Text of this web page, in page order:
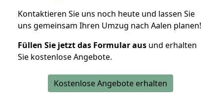
Kontaktieren Sie uns noch heute und lassen Sie
uns gemeinsam Ihren Umzug nach Aalen planen!
Füllen Sie jetzt das Formular aus und erhalten
Sie kostenlose Angebote.
Kostenlose Angebote erhalten